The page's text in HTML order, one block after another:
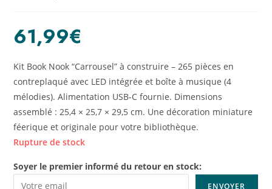
61,99€
Kit Book Nook “Carrousel” à construire – 265 pièces en
contreplaqué avec LED intégrée et boîte à musique (4
mélodies). Alimentation USB-C fournie. Dimensions
assemblé : 25,4 × 25,7 × 29,5 cm. Une décoration miniature
féerique et originale pour votre bibliothèque.
Rupture de stock
Soyer le premier informé du retour en stock: